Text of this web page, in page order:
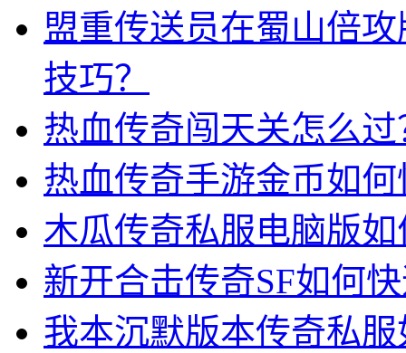
盟重传送员在蜀山倍
技巧？
热血传奇闯天关怎么
热血传奇手游金币如
木瓜传奇私服电脑版
新开合击传奇SF如何
我本沉默版本传奇私